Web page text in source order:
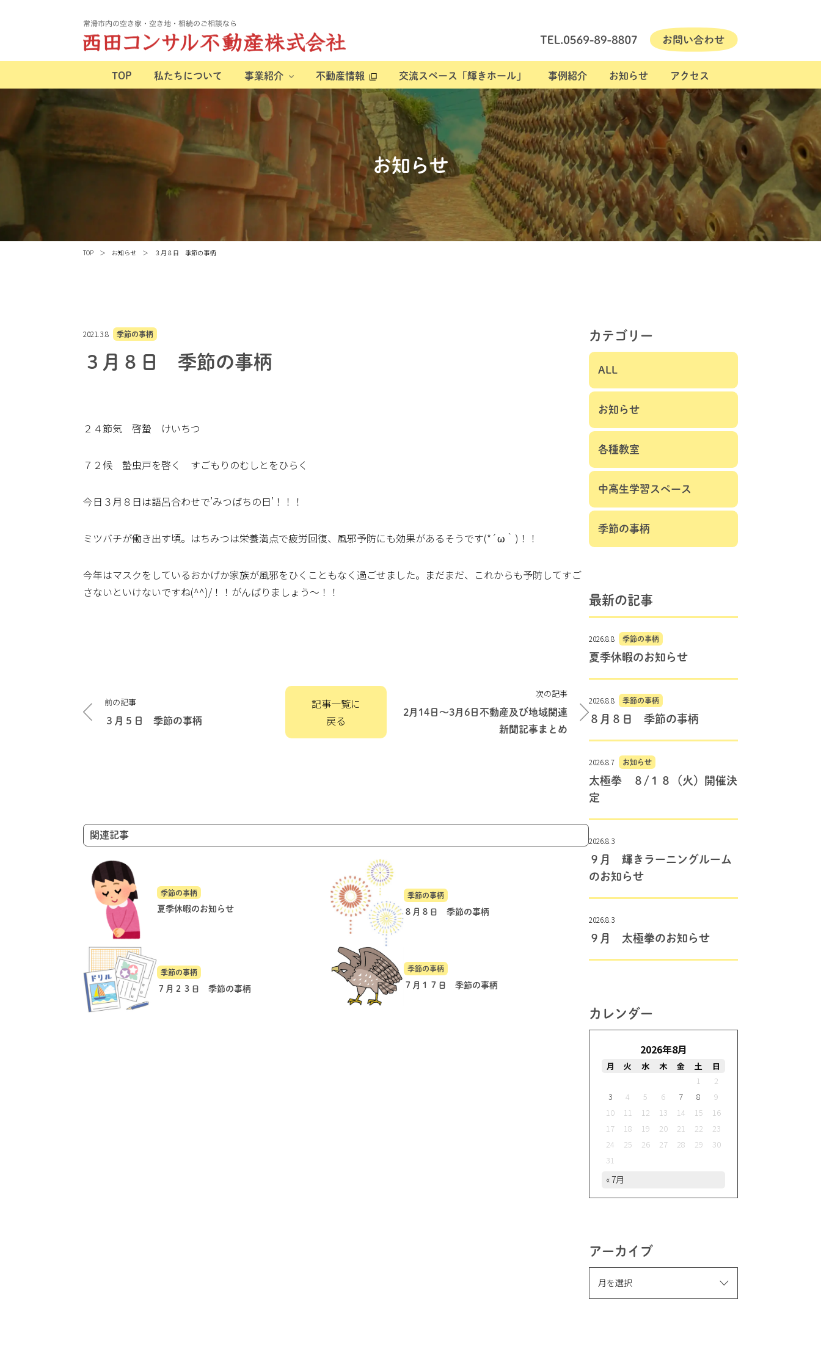
TOP 私たちについて 事業紹介 不動産情報 交流スペース「輝きホール」 事例紹介 お知らせ アクセス
お知らせ
TOP お知らせ ３月８日 季節の事柄
2021.3.8 季節の事柄
３月８日 季節の事柄
２４節気 啓蟄 けいちつ
７２候 蟄虫戸を啓く すごもりのむしとをひらく
今日３月８日は語呂合わせで’みつばちの日’！！！
ミツバチが働き出す頃。はちみつは栄養満点で疲労回復、風邪予防にも効果があるそうです(*´ω｀)！！
今年はマスクをしているおかげか家族が風邪をひくこともなく過ごせました。まだまだ、これからも予防してすご
さないといけないですね(^^)/！！がんばりましょう～！！
稿
ナ
前の記事
３月５日 季節の事柄
記事一覧に
戻る
次の記事
2月14日～3月6日不動産及び地域関連
新聞記事まとめ
関連記事
季節の事柄
夏季休暇のお知らせ
季節の事柄
８月８日 季節の事柄
季節の事柄
７月２３日 季節の事柄
季節の事柄
７月１７日 季節の事柄
カテゴリー
ALL
お知らせ
各種教室
中高生学習スペース
季節の事柄
最新の記事
2026.8.8 季節の事柄
夏季休暇のお知らせ
2026.8.8 季節の事柄
８月８日 季節の事柄
2026.8.7 お知らせ
太極拳 ８/１８（火）開催決
定
2026.8.3
９月 輝きラーニングルーム
のお知らせ
2026.8.3
９月 太極拳のお知らせ
カレンダー
2026年8月
月 火 水 木 金 土
日
1
2
3
4 5 6 7 8
9
10
11 12 13 14 15
16
17
18 19 20 21 22
23
24
25 26 27 28 29
30
31
« 7月
アーカイブ